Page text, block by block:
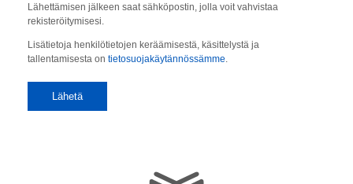
Lähettämisen jälkeen saat sähköpostin, jolla voit vahvistaa
rekisteröitymisesi.
Lisätietoja henkilötietojen keräämisestä, käsittelystä ja
tallentamisesta on tietosuojakäytännössämme.